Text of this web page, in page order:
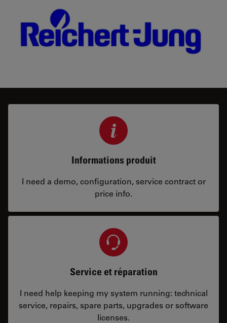
Informations produit
I need a demo, configuration, service contract or
price info.
Service et réparation
I need help keeping my system running: technical
service, repairs, spare parts, upgrades or software
licenses.